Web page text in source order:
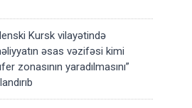
Kursk vilayətində
əsas vəzifəsi kimi
zonasının yaradılmasını”